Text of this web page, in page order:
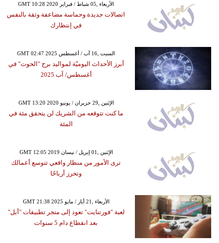
GMT 10:28 2020 الأربعاء ,05 شباط / فبراير
اتصالات جديدة وحماسة مضاعفة وثقة بالنفس
في إنتظارك
GMT 02:47 2025 السبت ,16 آب / أغسطس
أبرز الأحداث اليوميّة لمواليد برج "الحوت" في
أغسطس/ آب 2025
GMT 13:20 2020 الإثنين ,29 حزيران / يونيو
ما كنت تتوقعه من الشريك لن يتحقق مئة في
المئة
GMT 12:05 2019 الإثنين ,01 إبريل / نيسان
ترى الأمور من منظار واقعي تتوسع أعمالك
وتحرز أرباحًا
GMT 21:38 2025 الأربعاء ,21 أيار / مايو
لعبة "فورتنايت" تعود إلى متجر تطبيقات "أبل"
بعد انقطاع دام 5 سنوات